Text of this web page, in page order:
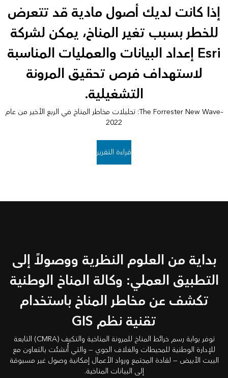
إذا كانت لديك أصول مادية قد تتعرض
للخطر بسبب تغير المناخ، يمكن لشركة
Esri إعداد البيانات والعمليات المناسبة
لاستهداف فرص تحقيق المرونة
التشغيلية.
–The Forrester New Wave: تحليلات مخاطر المناخ في الربع الأخير من عام
2022
قراءة التقرير
بداية من العلوم النظرية ووصولاً إلى
التطبيق العملي: وكالة المناخ الوطنية
تكشف عن مخاطر المناخ باستخدام
تقنية نظم GIS
توفر بوابة رسم خرائط المناخ للمرونة المناخية والتكيف (CMRA) التابعة
للإدارة الوطنية للمحيطات والغلاف الجوي — والتي أُنشئت بالتعاون مع
البيت الأبيض — لقادة المجتمع ورواد الأعمال إمكانية وصول غير مسبوقة
إلى البيانات المناخية.